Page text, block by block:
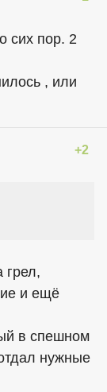
сих пор. 2
, или
+2
грел,
и ещё
в спешном
нужные